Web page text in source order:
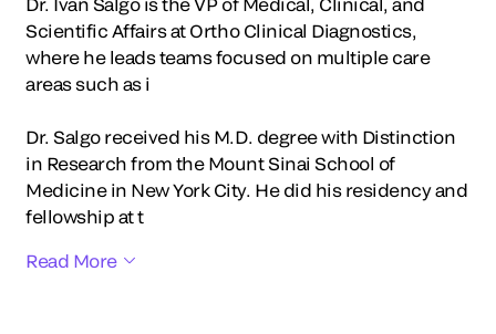
Scientific Affairs at Ortho Clinical Diagnostics,
where he leads teams focused on multiple care
areas such as i
Dr. Salgo received his M.D. degree with Distinction
in Research from the Mount Sinai School of
Medicine in New York City. He did his residency and
fellowship at t
Read More